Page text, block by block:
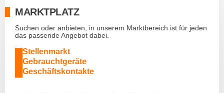
MARKTPLATZ
Suchen oder anbieten, in unserem Marktbereich ist für jeden
das passende Angebot dabei.
Stellenmarkt
Gebrauchtgeräte
Geschäftskontakte